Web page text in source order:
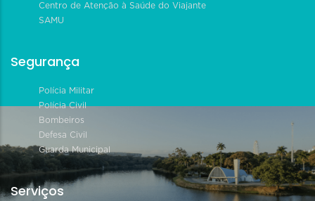
Centro de Atenção à Saúde do Viajante
SAMU
Segurança
Polícia Militar
Polícia Civil
Bombeiros
Defesa Civil
Guarda Municipal
Serviços